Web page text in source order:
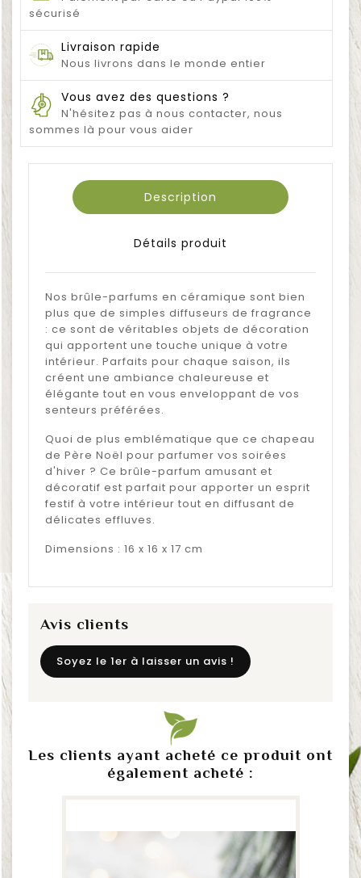
sécurisé
Livraison rapide
Nous livrons dans le monde entier
Vous avez des questions ?
N'hésitez pas à nous contacter, nous
sommes là pour vous aider
Description
Détails produit
Nos brûle-parfums en céramique sont bien
plus que de simples diffuseurs de fragrance
: ce sont de véritables objets de décoration
qui apportent une touche unique à votre
intérieur. Parfaits pour chaque saison, ils
créent une ambiance chaleureuse et
élégante tout en vous enveloppant de vos
senteurs préférées.
Quoi de plus emblématique que ce chapeau
de Père Noël pour parfumer vos soirées
d'hiver ? Ce brûle-parfum amusant et
décoratif est parfait pour apporter un esprit
festif à votre intérieur tout en diffusant de
délicates effluves.
Dimensions : 16 x 16 x 17 cm
Avis clients
Soyez le 1er à laisser un avis !
Les clients ayant acheté ce produit ont
également acheté :